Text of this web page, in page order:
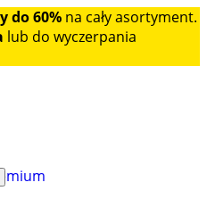
do 60% na cały asortyment.
lub do wyczerpania